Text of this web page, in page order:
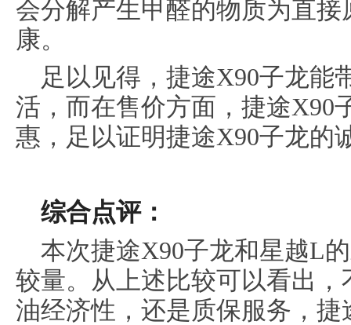
会分解产生甲醛的物质为直
康。
足以见得，捷途X90子龙能
活，而在售价方面，捷途X90
惠，足以证明捷途X90子龙的
综合点评：
本次捷途X90子龙和星越L
较量。从上述比较可以看出
油经济性，还是质保服务，